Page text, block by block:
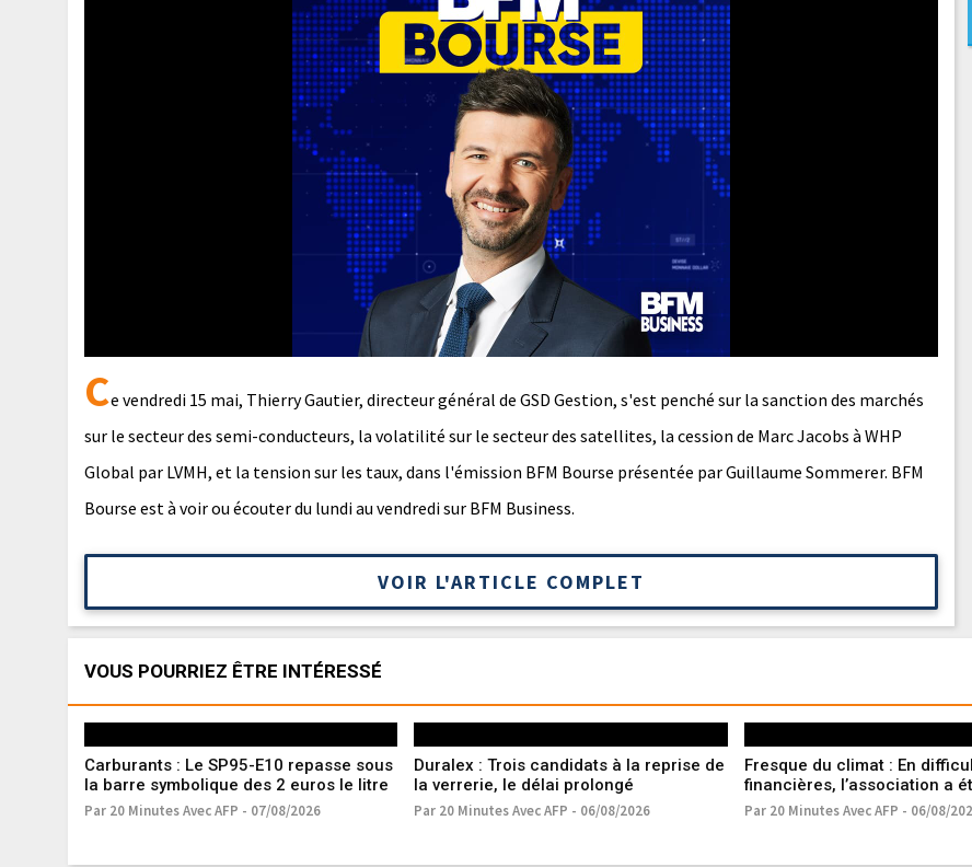
Ce vendredi 15 mai, Thierry Gautier, directeur général de GSD Gestion, s'est penché sur la sanction des marchés
sur le secteur des semi-conducteurs, la volatilité sur le secteur des satellites, la cession de Marc Jacobs à WHP
Global par LVMH, et la tension sur les taux, dans l'émission BFM Bourse présentée par Guillaume Sommerer. BFM
Bourse est à voir ou écouter du lundi au vendredi sur BFM Business.
VOIR L'ARTICLE COMPLET
VOUS POURRIEZ ÊTRE INTÉRESSÉ
Carburants : Le SP95-E10 repasse sous
la barre symbolique des 2 euros le litre
Par 20 Minutes Avec AFP - 07/08/2026
Duralex : Trois candidats à la reprise de
la verrerie, le délai prolongé
Par 20 Minutes Avec AFP - 06/08/2026
Fresque du climat : En
financières, l’association a
en procédure de sauvegarde
Par 20 Minutes Avec AFP - 06/08/